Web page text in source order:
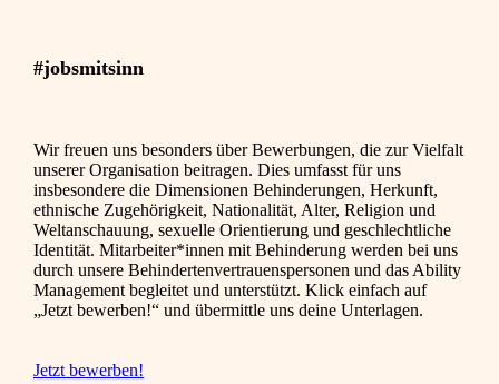
#jobsmitsinn
Wir freuen uns besonders über Bewerbungen, die zur Vielfalt
unserer Organisation beitragen. Dies umfasst für uns
insbesondere die Dimensionen Behinderungen, Herkunft,
ethnische Zugehörigkeit, Nationalität, Alter, Religion und
Weltanschauung, sexuelle Orientierung und geschlechtliche
Identität. Mitarbeiter*innen mit Behinderung werden bei uns
durch unsere Behindertenvertrauenspersonen und das Ability
Management begleitet und unterstützt. Klick einfach auf
„Jetzt bewerben!“ und übermittle uns deine Unterlagen.
Jetzt bewerben!